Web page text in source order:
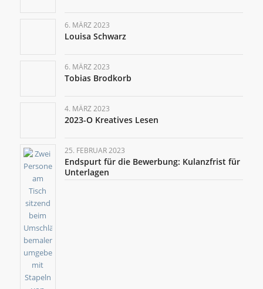
6. MÄRZ 2023
Louisa Schwarz
6. MÄRZ 2023
Tobias Brodkorb
4. MÄRZ 2023
2023-O Kreatives Lesen
25. FEBRUAR 2023
Endspurt für die Bewerbung: Kulanzfrist für
Unterlagen